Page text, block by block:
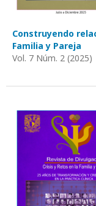
Construyendo
Familia y Pareja
Vol. 7 Núm. 2 (2025)